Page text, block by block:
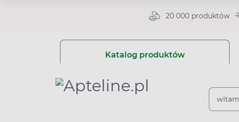
20 000 produktów
Katalog produktów